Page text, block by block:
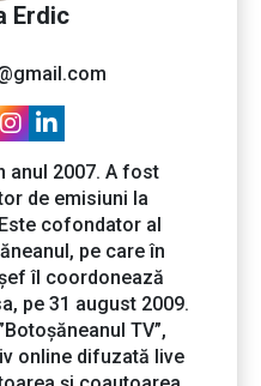
Erdic
anul 2007. A fost
de emisiuni la
cofondator al
pe care în
îl coordonează
pe 31 august 2009.
TV”,
online difuzată live